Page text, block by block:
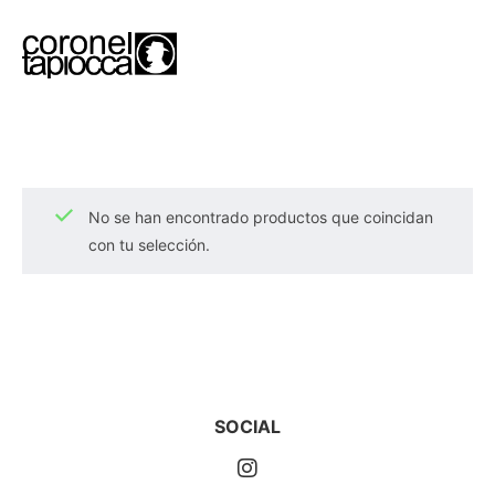
No se han encontrado productos que coincidan
con tu selección.
SOCIAL